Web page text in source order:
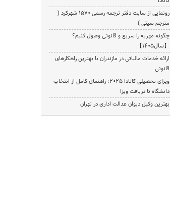
رونمایی از سایت دفتر ترجمه رسمی 1570 شهرکرد (
مترجم سیتی )
چگونه مهریه را سریع و قانونی وصول کنیم؟
【سال1405】
ارائه خدمات مالیاتی در مازندران با بهترین راهکارهای
قانونی
ویزای تحصیلی کانادا ۲۰۲۵؛ راهنمای کامل از انتخاب
دانشگاه تا دریافت ویزا
بهترین وکیل دیوان عدالت اداری در تهران